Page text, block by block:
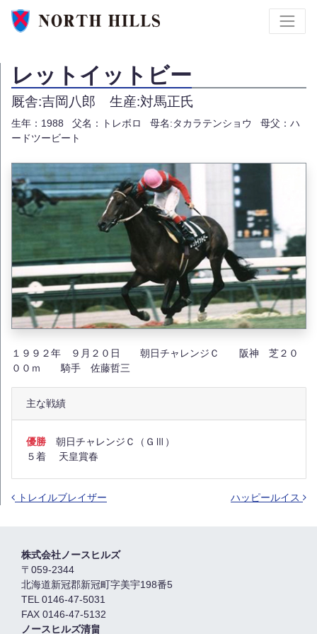
レットイットビー
厩舎:吉岡八郎 生産:対馬正氏
生年：1988 父名：トレボロ 母名:タカラテンショウ
母父：ハ
ードツービート
１９９２年 ９月２０日 朝日チャレンジＣ 阪神 芝２０
００ｍ 騎手 佐藤哲三
主な戦績
優勝 朝日チャレンジＣ（ＧⅢ）
５着 天皇賞春
トレイルブレイザー ハッピールイス
株式会社ノースヒルズ
〒059-2344
北海道新冠郡新冠町字美宇198番5
TEL 0146-47-5031
FAX 0146-47-5132
ノースヒルズ清畠